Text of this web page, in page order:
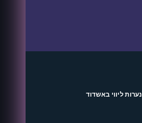
נערות ליווי באשדוד